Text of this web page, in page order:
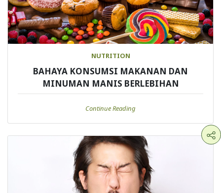
NUTRITION
BAHAYA KONSUMSI MAKANAN DAN
MINUMAN MANIS BERLEBIHAN
Continue Reading